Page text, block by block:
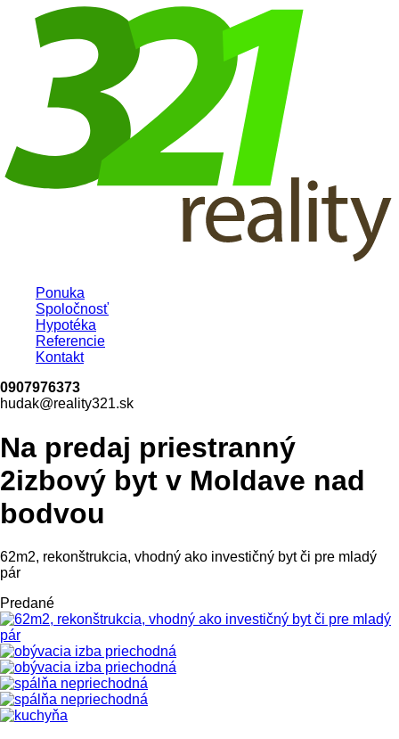
Ponuka
Spoločnosť
Hypotéka
Referencie
Kontakt
0907976373
hudak@reality321.sk
Na predaj priestranný
2izbový byt v Moldave nad
bodvou
62m2, rekonštrukcia, vhodný ako investičný byt či pre mladý
pár
Predané